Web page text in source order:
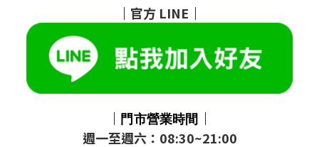
｜ 官方 LINE ｜
｜ 門市營業時間 ｜
週一至週六：08:30~21:00